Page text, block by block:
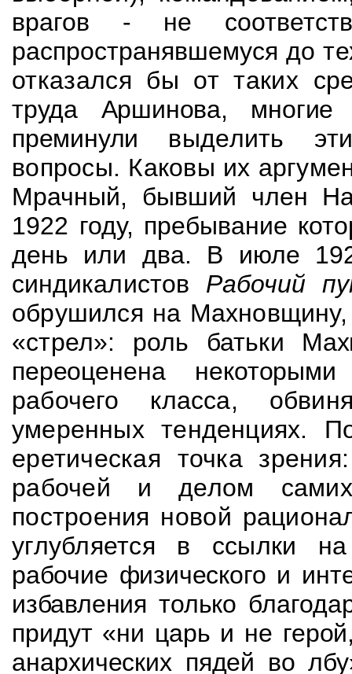
врагов - не
распространявшемуся до
отказался бы от таких
труда Аршинова, многие
преминули выделить
вопросы. Каковы их
Мрачный, бывший член
1922 году, пребывание
день или два. В июле
синдикалистов Рабочий
обрушился на Махновщину,
«стрел»: роль батьки
переоценена
рабочего класса,
умеренных тенденциях.
еретическая точка
рабочей и делом
построения новой
углубляется в ссылки
рабочие физического и
избавления только
придут «ни царь и не
анархических пядей во